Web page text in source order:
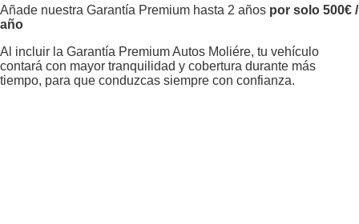
Añade nuestra Garantía Premium hasta 2 años por solo 500€ /
año
Al incluir la Garantía Premium Autos Moliére, tu vehículo
contará con mayor tranquilidad y cobertura durante más
tiempo, para que conduzcas siempre con confianza.